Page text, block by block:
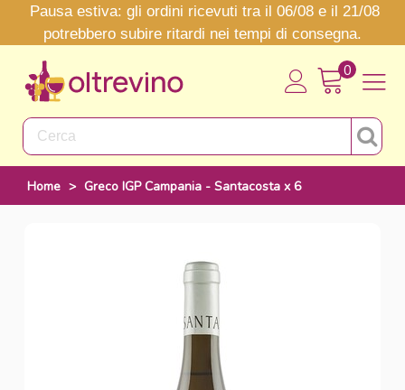
Pausa estiva: gli ordini ricevuti tra il 06/08 e il 21/08
potrebbero subire ritardi nei tempi di consegna.
0
Home > Greco IGP Campania - Santacosta x 6